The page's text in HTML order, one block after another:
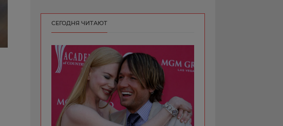
СЕГОДНЯ ЧИТАЮТ